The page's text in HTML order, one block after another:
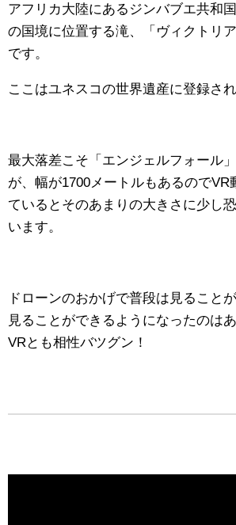
アフリカ大陸にあるジンバブエ共和
の国境に位置する滝、「ヴィクトリ
です。
ここはユネスコの世界遺産に登録され
最大落差こそ「エンジェルフォール
が、幅が1700メートルもあるのでVR
ているとそのあまりの大きさに少し
います。
ドローンのおかげで普段は見ること
見ることができるようになったのは
VRとも相性バツグン！